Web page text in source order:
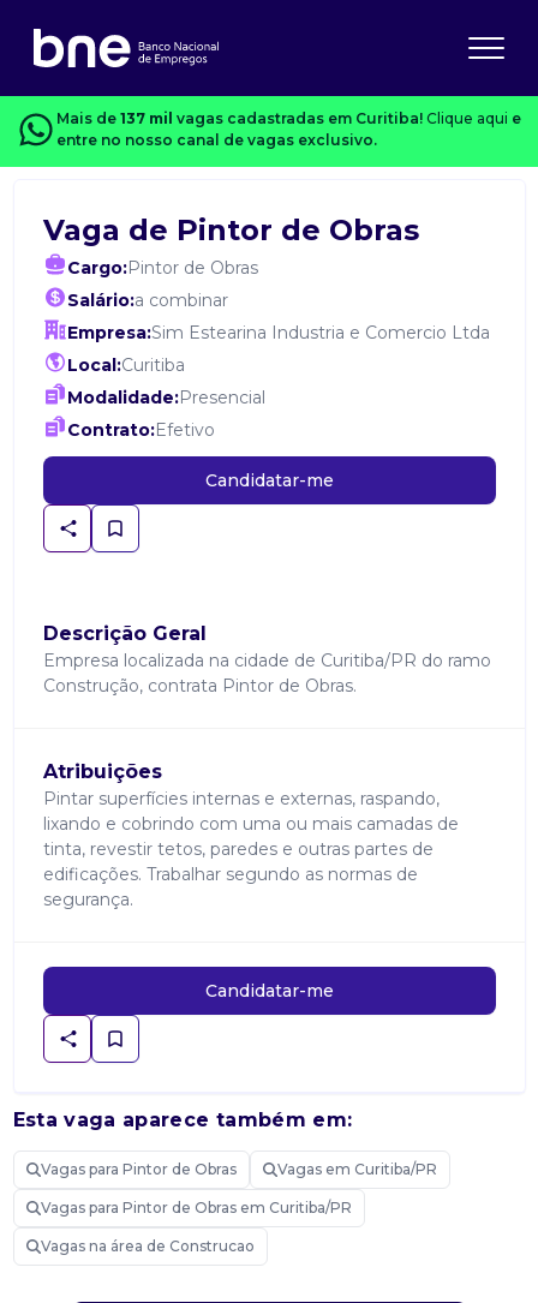
Mais de 137 mil vagas cadastradas em Curitiba! Clique aqui e
entre no nosso canal de vagas exclusivo.
Vaga de Pintor de Obras
Cargo:Pintor de Obras
Salário:a combinar
Empresa:Sim Estearina Industria e Comercio Ltda
Local:Curitiba
Modalidade:Presencial
Contrato:Efetivo
Candidatar-me
Descrição Geral
Empresa localizada na cidade de Curitiba/PR do ramo
Construção, contrata Pintor de Obras.
Atribuições
Pintar superfícies internas e externas, raspando,
lixando e cobrindo com uma ou mais camadas de
tinta, revestir tetos, paredes e outras partes de
edificações. Trabalhar segundo as normas de
segurança.
Candidatar-me
Esta vaga aparece também em:
Vagas para Pintor de Obras Vagas em Curitiba/PR
Vagas para Pintor de Obras em Curitiba/PR
Vagas na área de Construcao